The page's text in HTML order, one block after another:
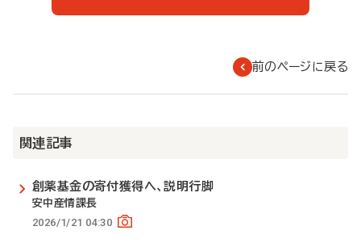
前のページに戻る
関連記事
創薬基金の寄付獲得へ、説明行脚
安中産情課長
2026/1/21 04:30